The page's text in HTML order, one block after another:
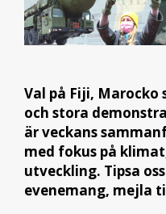
Val på Fiji, Marocko
och stora
är veckans
med fokus på
utveckling. Tipsa
evenemang, mejla